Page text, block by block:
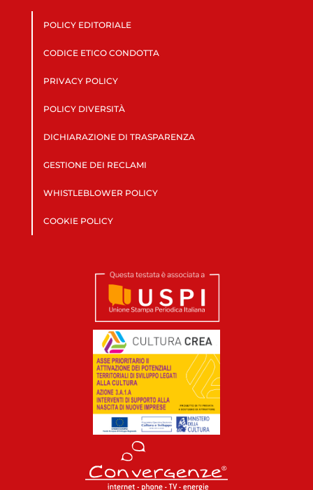
POLICY EDITORIALE
CODICE ETICO CONDOTTA
PRIVACY POLICY
POLICY DIVERSITÀ
DICHIARAZIONE DI TRASPARENZA
GESTIONE DEI RECLAMI
WHISTLEBLOWER POLICY
COOKIE POLICY